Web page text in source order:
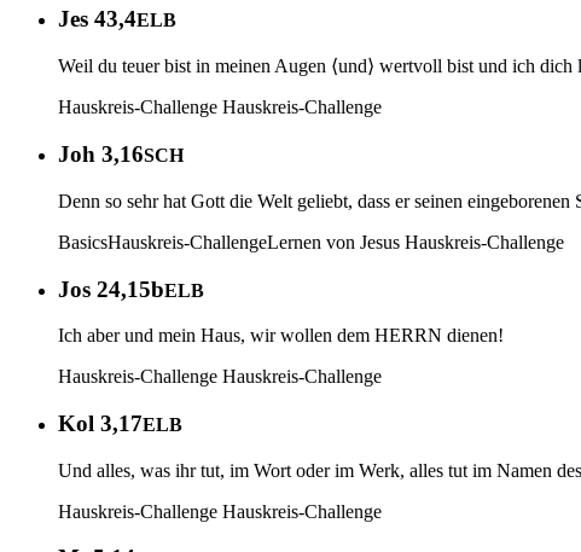
Jes 43,4ELB
Weil du teuer bist in meinen Augen ⟨und⟩ wertvoll bist und ich
Hauskreis-Challenge Hauskreis-Challenge
Joh 3,16SCH
Denn so sehr hat Gott die Welt geliebt, dass er seinen
BasicsHauskreis-ChallengeLernen von Jesus Hauskreis-Challenge
Jos 24,15bELB
Ich aber und mein Haus, wir wollen dem HERRN dienen!
Hauskreis-Challenge Hauskreis-Challenge
Kol 3,17ELB
Und alles, was ihr tut, im Wort oder im Werk, alles tut im Namen
Hauskreis-Challenge Hauskreis-Challenge